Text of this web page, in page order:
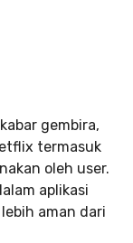
gembira,
termasuk
oleh user.
aplikasi
aman dari